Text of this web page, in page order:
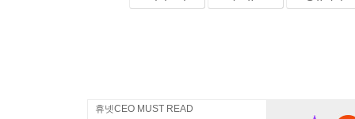
휴넷CEO MUST READ